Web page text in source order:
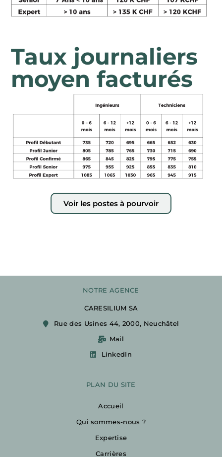
Taux journaliers
moyen facturés
Voir les postes à pourvoir
NOTRE AGENCE
CARESILIUM SA
Rue des Usines 44, 2000, Neuchâtel
Mail
LinkedIn
PLAN DU SITE
Accueil
Qui sommes-nous ?
Expertise
Carrières